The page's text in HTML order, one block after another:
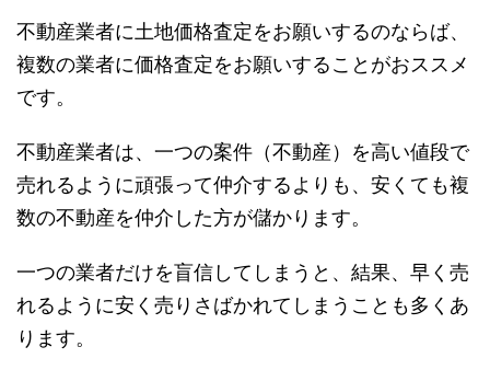
不動産業者に土地価格査定をお願いするのならば、
複数の業者に価格査定をお願いすることがおススメ
です。
不動産業者は、一つの案件（不動産）を高い値段で
売れるように頑張って仲介するよりも、安くても複
数の不動産を仲介した方が儲かります。
一つの業者だけを盲信してしまうと、結果、早く売
れるように安く売りさばかれてしまうことも多くあ
ります。